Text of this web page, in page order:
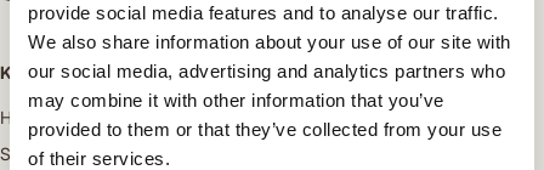
provide social media features and to analyse our traffic.
We also share information about your use of our site with
our social media, advertising and analytics partners who
may combine it with other information that you’ve
provided to them or that they’ve collected from your use
of their services.
Kategorien
Hosen
Strickwaren